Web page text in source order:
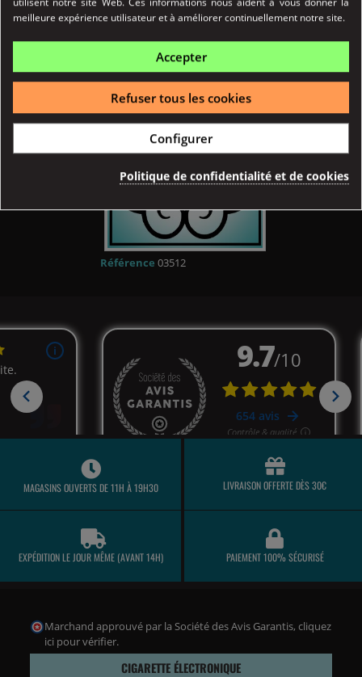
Détail produits
Référence 03512
MAGASINS OUVERTS DE 11H À 19H30 LIVRAISON OFFERTE DÈS 30€
EXPÉDITION LE JOUR MÊME (AVANT 14H) PAIEMENT 100% SÉCURISÉ
Marchand approuvé par la Société des Avis Garantis, cliquez
ici pour vérifier.
CIGARETTE ÉLECTRONIQUE
meilleure expérience utilisateur et à améliorer continuellement notre site.
Accepter
Refuser tous les cookies
Configurer
Politique de confidentialité et de cookies